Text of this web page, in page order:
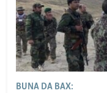
BUNA DA BAX: